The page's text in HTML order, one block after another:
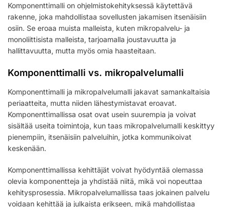
Komponenttimalli on ohjelmistokehityksessä käytettävä
rakenne, joka mahdollistaa sovellusten jakamisen itsenäisiin
osiin. Se eroaa muista malleista, kuten mikropalvelu- ja
monoliittisista malleista, tarjoamalla joustavuutta ja
hallittavuutta, mutta myös omia haasteitaan.
Komponenttimalli vs. mikropalvelumalli
Komponenttimalli ja mikropalvelumalli jakavat samankaltaisia
periaatteita, mutta niiden lähestymistavat eroavat.
Komponenttimallissa osat ovat usein suurempia ja voivat
sisältää useita toimintoja, kun taas mikropalvelumalli keskittyy
pienempiin, itsenäisiin palveluihin, jotka kommunikoivat
keskenään.
Komponenttimallissa kehittäjät voivat hyödyntää olemassa
olevia komponentteja ja yhdistää niitä, mikä voi nopeuttaa
kehitysprosessia. Mikropalvelumallissa taas jokainen palvelu
voidaan kehittää ja julkaista erikseen, mikä mahdollistaa